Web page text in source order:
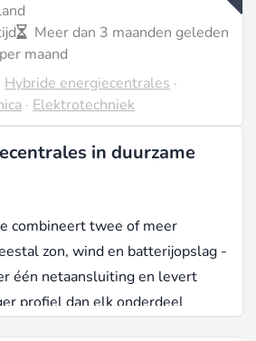
Meer dan 3 maanden geleden
maand
Hybride energiecentrales ·
· Elektrotechniek
in duurzame
combineert twee of meer
zon, wind en batterijopslag -
één netaansluiting en levert
profiel dan elk onderdeel